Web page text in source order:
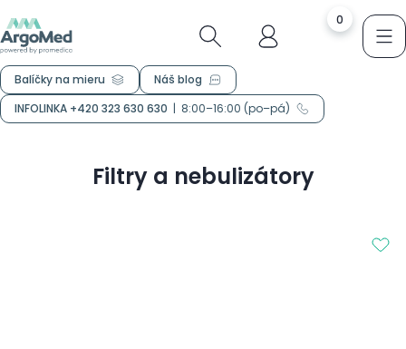
0
Balíčky na mieru
Náš blog
INFOLINKA +420 323 630 630 | 8:00–16:00 (po–pá)
Filtry a nebulizátory